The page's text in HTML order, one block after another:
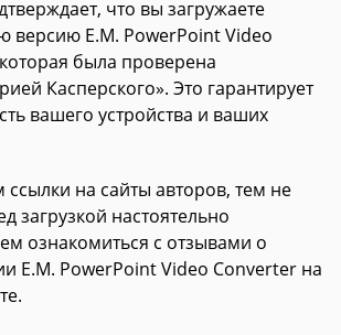
что вы загружаете
версию E.M. PowerPoint Video
была проверена
Касперского». Это гарантирует
вашего устройства и ваших
на сайты авторов, тем не
загрузкой настоятельно
ознакомиться с отзывами о
E.M. PowerPoint Video Converter на